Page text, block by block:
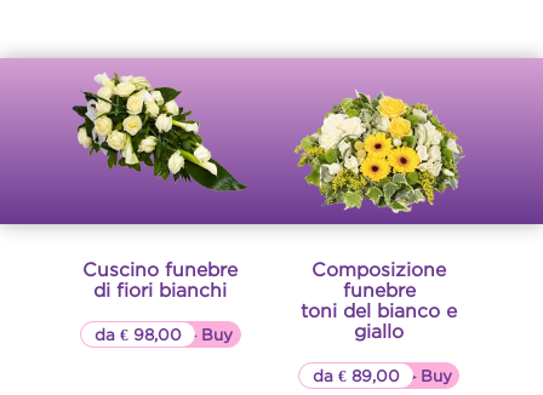
Cuscino funebre
di fiori bianchi
▷▷ Buy
da € 98,00
Composizione
funebre
toni del bianco e
giallo
▷▷ Buy
da € 89,00